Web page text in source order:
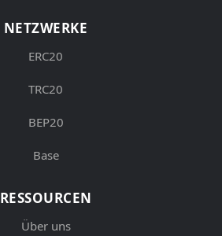
NETZWERKE
ERC20
TRC20
BEP20
Base
RESSOURCEN
Über uns